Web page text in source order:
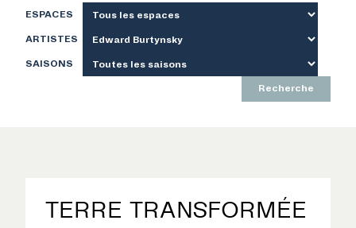
ESPACES
ARTISTES
SAISONS
Recherche
TERRE TRANSFORMÉE